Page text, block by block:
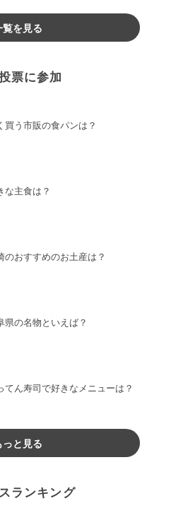
覧を見る
票に参加
買う市販の食パンは？
な主食は？
のおすすめのお土産は？
県の名物といえば？
てん寿司で好きなメニューは？
っと見る
ランキング